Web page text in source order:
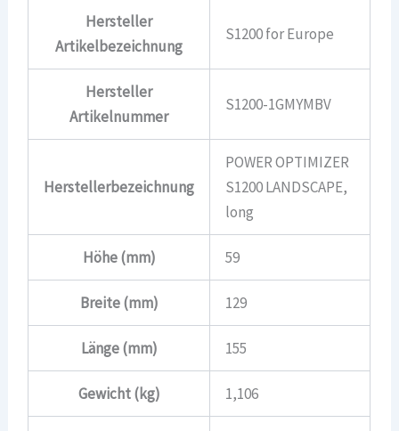
Hersteller
Artikelbezeichnung
S1200 for Europe
Hersteller
Artikelnummer
S1200-1GMYMBV
Herstellerbezeichnung
POWER OPTIMIZER
S1200 LANDSCAPE,
long
Höhe (mm) 59
Breite (mm) 129
Länge (mm) 155
Gewicht (kg) 1,106